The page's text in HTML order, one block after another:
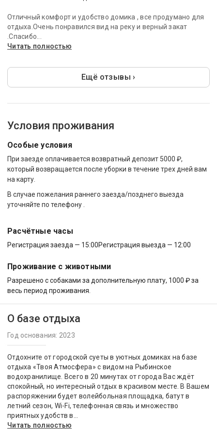
Отличный комфорт и удобство домика , все продумано для
отдыха.Очень понравился вид на реку и верный закат
.Спасибо...
Читать полностью
Ещё отзывы ›
Условия проживания
Особые условия
При заезде оплачивается возвратный депозит 5000 ₽,
который возвращается после уборки в течение трех дней вам
на карту.
В случае пожелания раннего заезда/позднего выезда
уточняйте по телефону .
Расчётные часы
Регистрация заезда — 15:00Регистрация выезда — 12:00
Проживание с животными
Разрешено с собаками за дополнительную плату, 1000 ₽ за
весь период проживания.
О базе отдыха
Год основания: 2023
Отдохните от городской суеты в уютных домиках на базе
отдыха «Твоя Атмосфера» с видом на Рыбинское
водохранилище. Всего в 20 минутах от города Вас ждёт
спокойный, но интересный отдых в красивом месте. В Вашем
распоряжении будет волейбольная площадка, батут в
летний сезон, Wi-Fi, телефонная связь и множество
приятных удобств в...
Читать полностью